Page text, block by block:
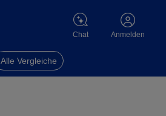
Chat Anmelden
Alle Vergleiche